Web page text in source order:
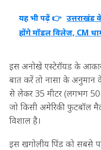
यह भी पढ़ें 👉 उत्तराखंड
होंगे मॉडल विलेज, CM
इस अनोखे एस्टेरॉयड के
बात करें तो नासा के अनुमान
से लेकर 35 मीटर (लगभग
जो किसी अमेरिकी फुटबॉल
विशाल है।
इस खगोलीय पिंड को सबसे